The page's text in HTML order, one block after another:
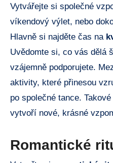
Vytvářejte si společné
víkendový výlet, nebo
Hlavně si najděte čas na
Uvědomte si, co vás dělá
vzájemně podporujete.
aktivity, které přinesou
po společné tance.
vytvoří nové, krásné
Romantické